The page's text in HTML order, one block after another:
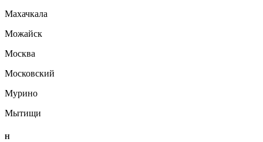
Махачкала
Можайск
Москва
Московский
Мурино
Мытищи
Н